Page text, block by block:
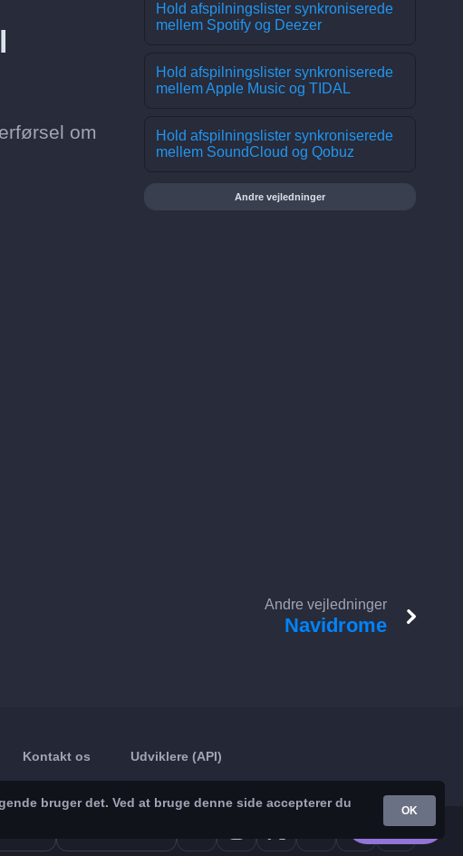
om
Hold afspilningslister synkroniserede
mellem Spotify og Deezer
Hold afspilningslister synkroniserede
mellem Apple Music og TIDAL
Hold afspilningslister synkroniserede
mellem SoundCloud og Qobuz
Andre vejledninger
Andre vejledninger
Navidrome
Kontakt os Udviklere (API)
bruger det. Ved at bruge denne side accepterer du
OK